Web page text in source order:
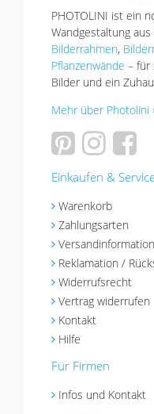
PHOTOLINI ist ein
Wandgestaltung
Bilderrahmen,
Pflanzenwände – für
Bilder und ein
Mehr über Photolini
Einkaufen &
Warenkorb
Zahlungsarten
Reklamation /
Widerrufsrecht
Vertrag widerrufen
Kontakt
Hilfe
Für Firmen
Infos und Kontakt